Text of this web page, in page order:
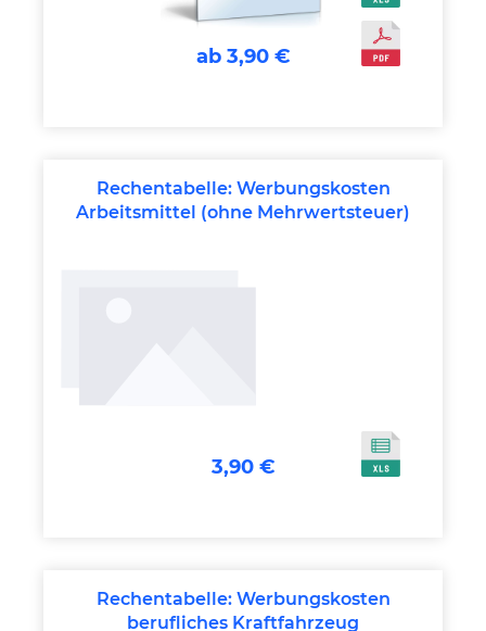
ab 3,90 €
Rechentabelle: Werbungskosten
Arbeitsmittel (ohne Mehrwertsteuer)
3,90 €
Rechentabelle: Werbungskosten
berufliches Kraftfahrzeug